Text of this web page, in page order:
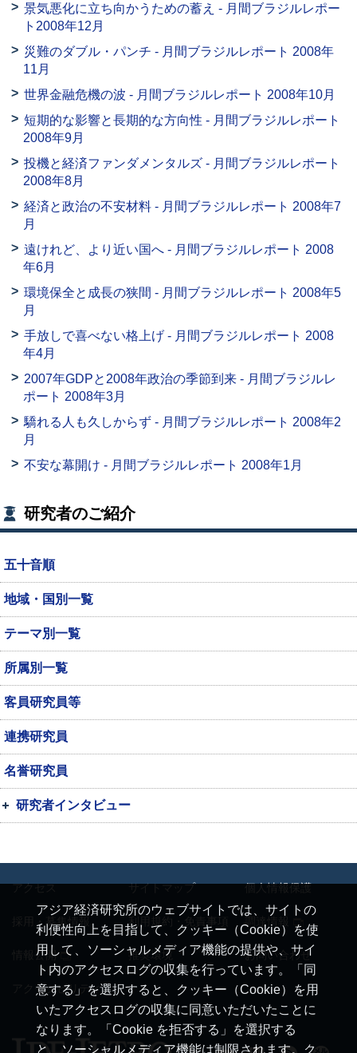
景気悪化に立ち向かうための蓄え - 月間ブラジルレポー
ト2008年12月
災難のダブル・パンチ - 月間ブラジルレポート 2008年
11月
世界金融危機の波 - 月間ブラジルレポート 2008年10月
短期的な影響と長期的な方向性 - 月間ブラジルレポート
2008年9月
投機と経済ファンダメンタルズ - 月間ブラジルレポート
2008年8月
経済と政治の不安材料 - 月間ブラジルレポート 2008年7
月
遠けれど、より近い国へ - 月間ブラジルレポート 2008
年6月
環境保全と成長の狭間 - 月間ブラジルレポート 2008年5
月
手放しで喜べない格上げ - 月間ブラジルレポート 2008
年4月
2007年GDPと2008年政治の季節到来 - 月間ブラジルレ
ポート 2008年3月
驕れる人も久しからず - 月間ブラジルレポート 2008年2
月
不安な幕開け - 月間ブラジルレポート 2008年1月
研究者のご紹介
五十音順
地域・国別一覧
テーマ別一覧
所属別一覧
客員研究員等
連携研究員
名誉研究員
研究者インタビュー
アジア経済研究所のウェブサイトでは、サイトの
利便性向上を目指して、クッキー（Cookie）を使
用して、ソーシャルメディア機能の提供や、サイ
ト内のアクセスログの収集を行っています。「同
意する」を選択すると、クッキー（Cookie）を用
いたアクセスログの収集に同意いただいたことに
なります。「Cookie を拒否する」を選択する
と、ソーシャルメディア機能は制限されます。ク
アクセス サイトマップ 個人情報保護
採用・募集情報 利用規約・免責事項
情報公開 推奨環境 お問い合わせ
アクセシビリティ